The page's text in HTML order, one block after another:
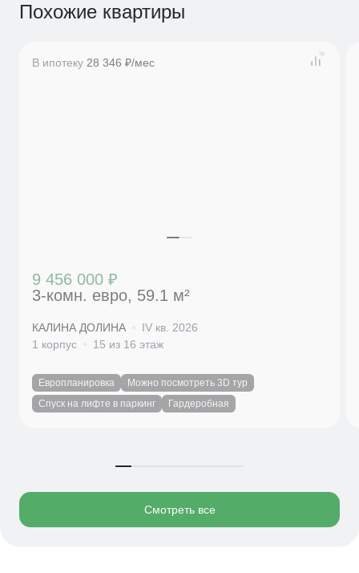
Похожие квартиры
В ипотеку 28 346 ₽/мес
9 456 000 ₽
3-комн. евро, 59.1 м²
КАЛИНА ДОЛИНА
IV кв. 2026
1 корпус
15 из 16 этаж
Европланировка
Можно посмотреть 3D тур
Спуск на лифте в паркинг
Гардеробная
Смотреть все